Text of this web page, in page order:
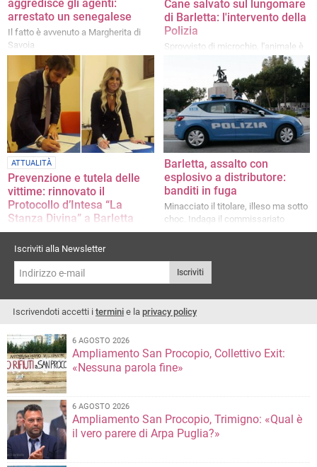
aggredisce gli agenti:
arrestato un senegalese
Il fatto è avvenuto a Margherita di
Savoia
Cane salvato sul lungomare
di Barletta: l'intervento della
Polizia
Sprovvisto di microchip, l'animale è
stato trasferito al canile sanitario
ATTUALITÀ
Prevenzione e tutela delle
vittime: rinnovato il
Protocollo d’Intesa “La
Stanza Divina” a Barletta
Presente la Polizia di Stato della
BAT
Barletta, assalto con
esplosivo a distributore:
banditi in fuga
Minacciato il titolare, illeso ma sotto
choc. Indaga il commissariato
Iscriviti alla Newsletter
Iscriviti
Iscrivendoti accetti i termini e la privacy policy
6 AGOSTO 2026
Ampliamento San Procopio, Collettivo Exit:
«Nessuna parola fine»
6 AGOSTO 2026
Ampliamento San Procopio, Trimigno: «Qual è
il vero parere di Arpa Puglia?»